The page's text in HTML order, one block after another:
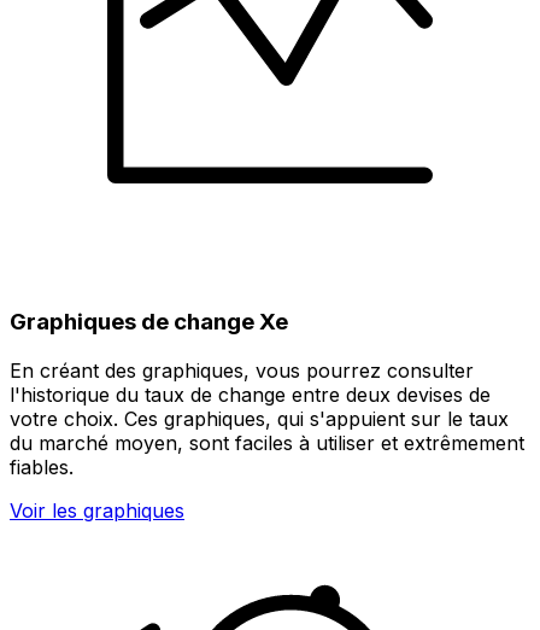
Graphiques de change Xe
En créant des graphiques, vous pourrez consulter
l'historique du taux de change entre deux devises de
votre choix. Ces graphiques, qui s'appuient sur le taux
du marché moyen, sont faciles à utiliser et extrêmement
fiables.
Voir les graphiques